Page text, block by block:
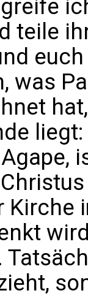
teile
was
Kirche